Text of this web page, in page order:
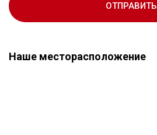
ОТПРАВИТЬ
Наше месторасположение